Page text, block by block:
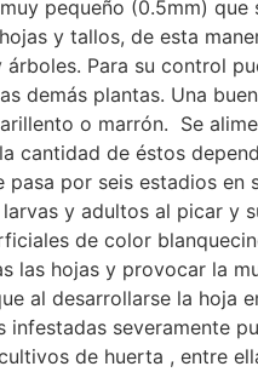
pequeño (0.5mm)
y tallos, de esta
árboles. Para su control
demás plantas. Una
o marrón. Se
cantidad de éstos
pasa por seis estadios
y adultos al picar y
de color
las hojas y provocar la
al desarrollarse la hoja
infestadas severamente
de huerta , entre